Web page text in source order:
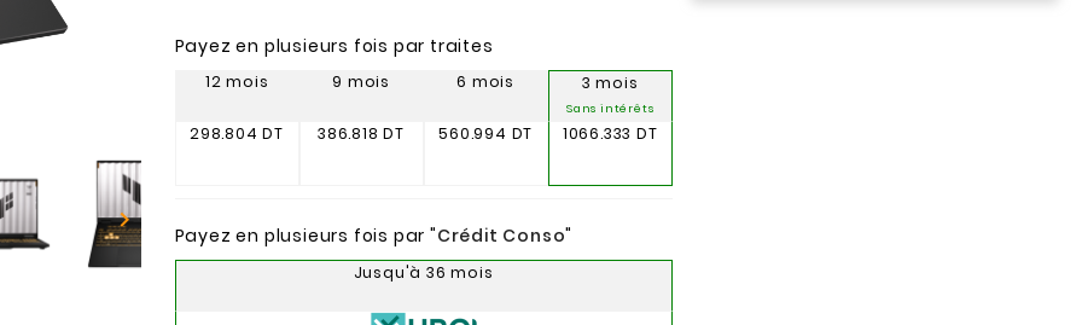

Payez en plusieurs fois par traites
12 mois
298.804 DT
9 mois
386.818 DT
6 mois
560.994 DT
3 mois
Sans intérêts
1066.333 DT
Payez en plusieurs fois par "Crédit Conso"
Jusqu'à 36 mois